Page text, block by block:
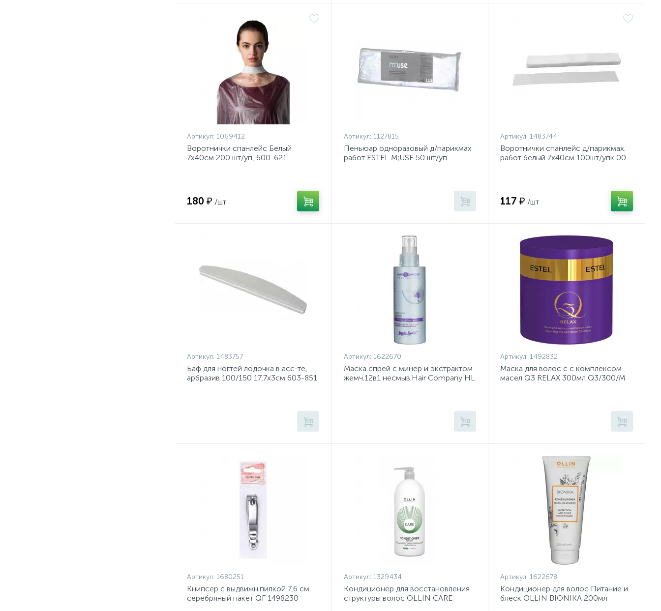
Артикул: 1069412
Воротнички спанлейс Белый
7x40см 200 шт/уп, 600-621
180 ₽ /шт
Артикул: 1127815
Пеньюар одноразовый д/парикмах
работ ESTEL M;USE 50 шт/уп
Артикул: 1483744
Воротнички спанлейс д/парикмах.
работ белый 7х40см 100шт/упк 00-
117 ₽ /шт
Артикул: 1483757
Баф для ногтей лодочка в асс-те,
арбразив 100/150 17,7x3см 603-851
Артикул: 1622670
Маска спрей с минер и экстрактом
жемч.12в1 несмыв.Hair Company HL
Артикул: 1492832
Маска для волос с с комплексом
масел Q3 RELAX 300мл Q3/300/M
Артикул: 1680251
Книпсер с выдвижн.пилкой 7,6 см
серебряный пакет QF 1498230
Артикул: 1329434
Кондиционер для восстановления
структуры волос OLLIN CARE
Артикул: 1622678
Кондиционер для волос Питание и
блеск OLLIN BIONIKA 200мл